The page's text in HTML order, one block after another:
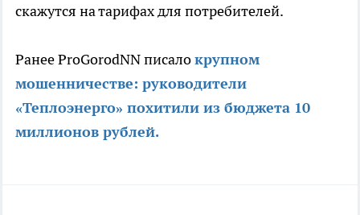
скажутся на тарифах для потребителей.
Ранее ProGorodNN писалокрупном
мошенничестве: руководители
«Теплоэнерго» похитили из бюджета 10
миллионов рублей.